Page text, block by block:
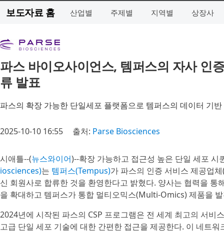
보도자료 홈 산업별 주제별 지역별 상장사
파스 바이오사이언스, 템퍼스의 자사 인
류 발표
파스의 확장 가능한 단일세포 플랫폼으로 템퍼스의 데이터 기
2025-10-10 16:55 출처: Parse Biosciences
시애틀--(뉴스와이어)--확장 가능하고 접근성 높은 단일 세포
iosciences)는 템퍼스(Tempus)가 파스의 인증 서비스 제공업
신 회원사로 합류한 것을 환영한다고 밝혔다. 양사는 협력을
을 확대하고 템퍼스가 통합 멀티오믹스(Multi-Omics) 제품을
2024년에 시작된 파스의 CSP 프로그램은 전 세계 최고의 서비
고급 단일 세포 기술에 대한 간편한 접근을 제공한다. 이 네트